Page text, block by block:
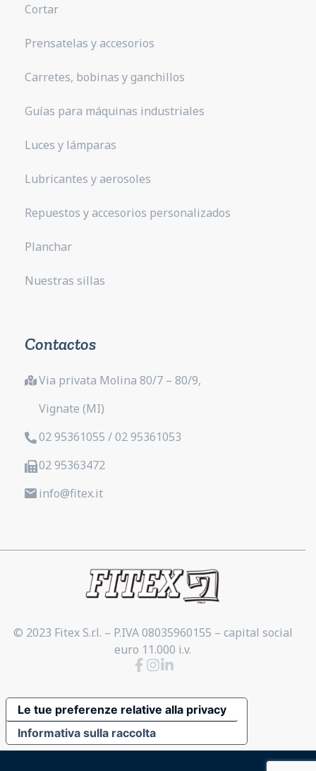
Cortar
Prensatelas y accesorios
Carretes, bobinas y ganchillos
Guías para máquinas industriales
Luces y lámparas
Lubricantes y aerosoles
Repuestos y accesorios personalizados
Planchar
Nuestras sillas
Contactos
Via privata Molina 80/7 – 80/9,
Vignate (MI)
02 95361055 / 02 95361053
02 95363472
info@fitex.it
© 2023 Fitex S.r.l. – P.IVA 08035960155 – capital social
euro 11.000 i.v.
Informativa sulla raccolta
Le tue preferenze relative alla privacy